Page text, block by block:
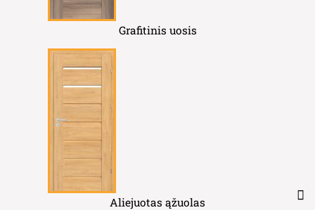
Grafitinis uosis
Aliejuotas ąžuolas